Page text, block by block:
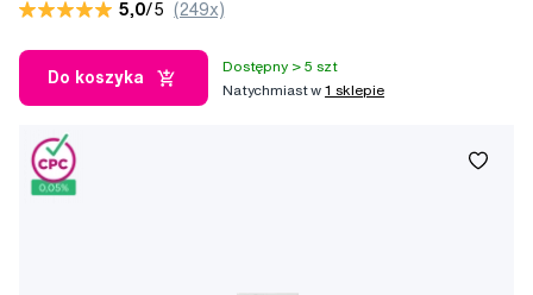
5,0/5 (249x)
Do koszyka
Dostępny > 5 szt
Natychmiast w1 sklepie